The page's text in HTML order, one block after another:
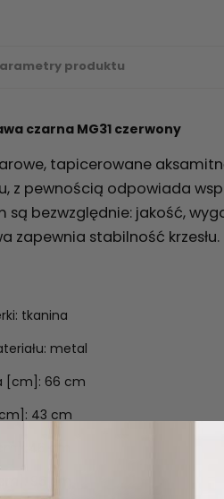
produktu
czarna MG31 czerwony
tapicerowane
z pewnością odpowiada
bezwzględnie: jakość,
zapewnia stabilność krzesłu.
tkanina
metal
[cm]: 66 cm
43 cm
46 cm
96 cm